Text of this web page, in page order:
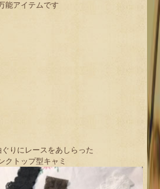
能アイテムです
りにレースをあしらった
クトップ型キャミ